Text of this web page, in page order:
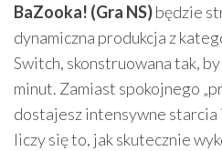
BaZooka! (Gra NS)będzie
dynamiczna produkcja z
Switch, skonstruowana tak,
minut. Zamiast spokojnego
dostajesz intensywne starcia
liczy się to, jak skutecznie